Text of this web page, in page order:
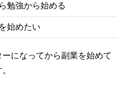
勉強から始める
始めたい
になってから副業を始めて